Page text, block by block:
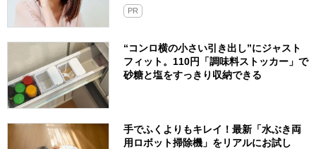
PR
“コンロ横の小さい引き出し”にジャスト
フィット。110円「調味料ストッカー」で
砂糖と塩をすっきり収納できる
手でふくよりもキレイ！最新「水ぶき両
用ロボット掃除機」をリアルにお試し